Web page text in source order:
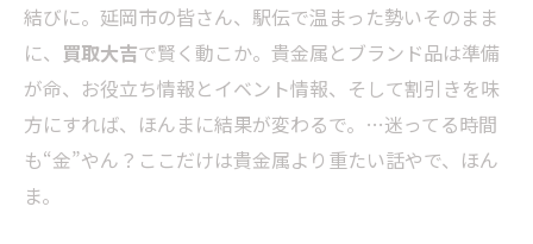
結びに。延岡市の皆さん、駅伝で温まった勢いそのまま
に、 買取大吉で賢く動こか。貴金属とブランド品は準備
が命、お役立ち情報とイベント情報、そして割引きを味
方にすれば、ほんまに結果が変わるで。…迷ってる時間
も“金”やん？ここだけは貴金属より重たい話やで、ほん
ま。